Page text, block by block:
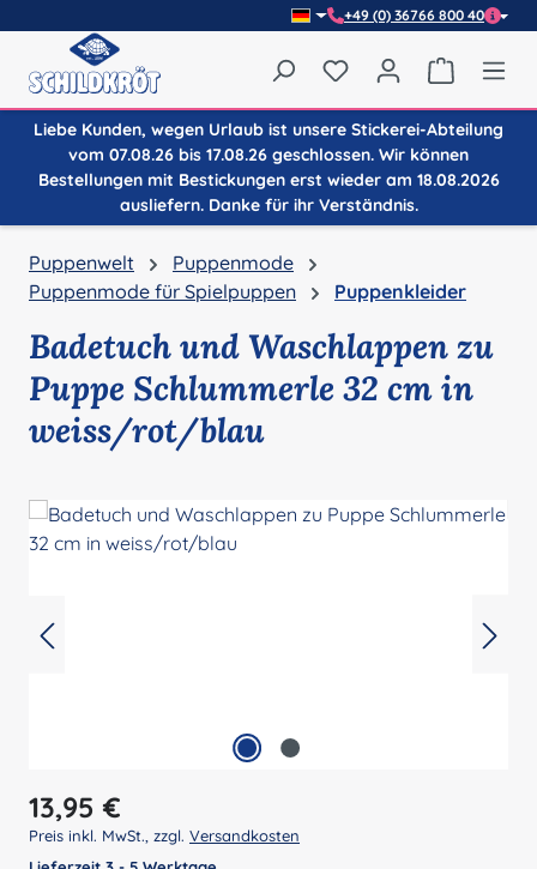
+49 (0) 36766 800 40
Du hast 0 Produkte
Liebe Kunden, wegen Urlaub ist unsere Stickerei-Abteilung
vom 07.08.26 bis 17.08.26 geschlossen. Wir können
Bestellungen mit Bestickungen erst wieder am 18.08.2026
ausliefern. Danke für ihr Verständnis.
Puppenwelt
Puppenmode
Puppenmode für Spielpuppen
Puppenkleider
Badetuch und Waschlappen zu
Puppe Schlummerle 32 cm in
weiss/rot/blau
Regulärer Preis:
13,95 €
Preis inkl. MwSt., zzgl. Versandkosten